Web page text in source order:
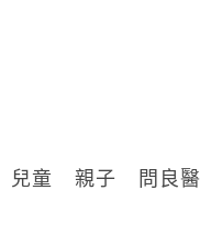
兒童 親子 問良醫